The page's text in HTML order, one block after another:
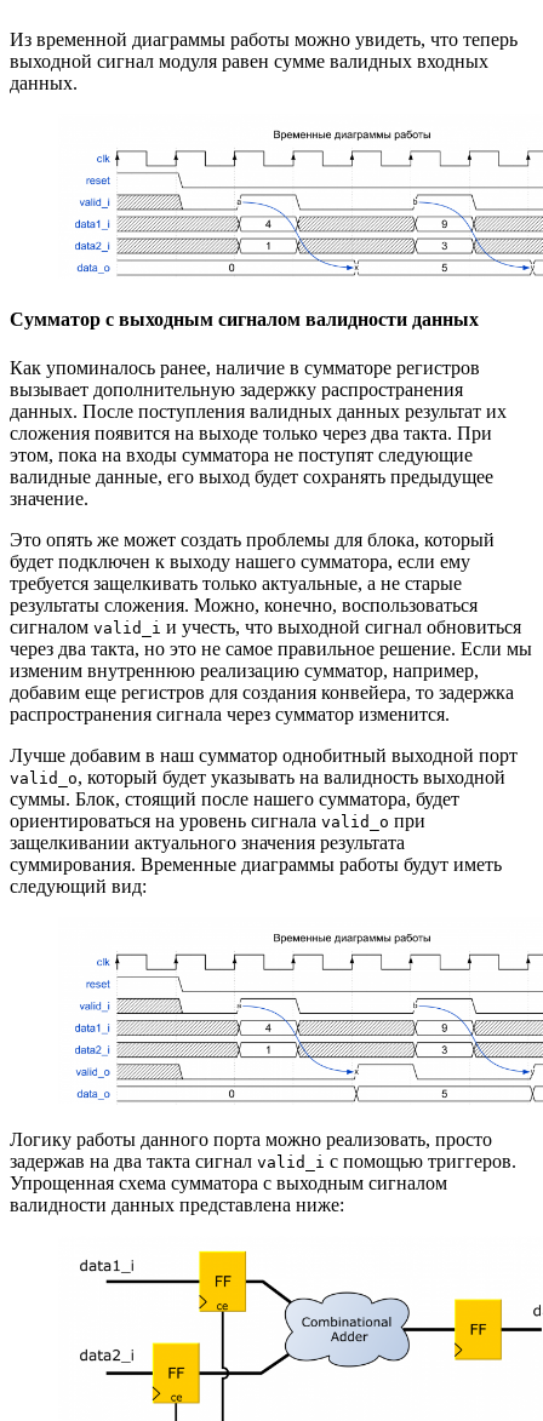
Из временной диаграммы работы можно увидеть, что теперь
выходной сигнал модуля равен сумме валидных входных
данных.
Сумматор с выходным сигналом валидности данных
Как упоминалось ранее, наличие в сумматоре регистров
вызывает дополнительную задержку распространения
данных. После поступления валидных данных результат их
сложения появится на выходе только через два такта. При
этом, пока на входы сумматора не поступят следующие
валидные данные, его выход будет сохранять предыдущее
значение.
Это опять же может создать проблемы для блока, который
будет подключен к выходу нашего сумматора, если ему
требуется защелкивать только актуальные, а не старые
результаты сложения. Можно, конечно, воспользоваться
сигналом valid_i и учесть, что выходной сигнал обновиться
через два такта, но это не самое правильное решение. Если мы
изменим внутреннюю реализацию сумматор, например,
добавим еще регистров для создания конвейера, то задержка
распространения сигнала через сумматор изменится.
Лучше добавим в наш сумматор однобитный выходной порт
valid_o, который будет указывать на валидность выходной
суммы. Блок, стоящий после нашего сумматора, будет
ориентироваться на уровень сигнала valid_o при
защелкивании актуального значения результата
суммирования. Временные диаграммы работы будут иметь
следующий вид:
Логику работы данного порта можно реализовать, просто
задержав на два такта сигнал valid_i с помощью триггеров.
Упрощенная схема сумматора с выходным сигналом
валидности данных представлена ниже: